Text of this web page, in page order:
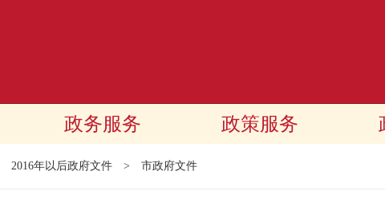
政务服务 政策服务
2016年以后政府文件 > 市政府文件